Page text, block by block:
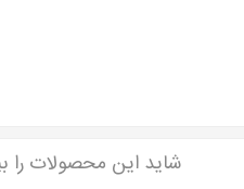
شاید این محصولات را